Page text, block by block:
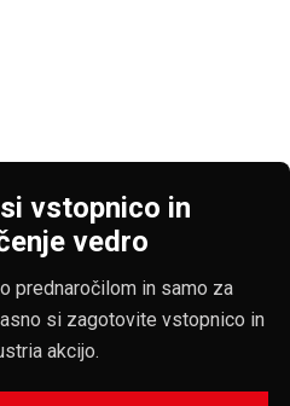
vstopnico in
vedro
prednaročilom in samo za
si zagotovite vstopnico in
akcijo.